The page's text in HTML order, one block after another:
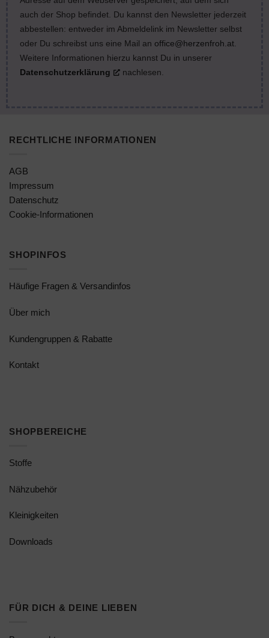
auch der Shop befindet. Du kannst den Newsletter jederzeit
abbestellen: entweder im Abmeldelink im Newsletter selbst
oder Du schreibst uns eine Mail an office@herzenfroh.at
Weitere Informationen hierzu kannst Du in unserer
Datenschutzerklärung
nachlesen.
RECHTLICHE INFORMATIONEN
AGB
Impressum
Datenschutz
Cookie-Informationen
SHOPINFOS
Häufige Fragen & Versandinfos
Über mich
Kundengruppen & Rabatte
Kontakt
SHOPBEREICHE
Stoffe
Nähzubehör
Kleinigkeiten
Downloads
FÜR DICH & DEINE LIEBEN